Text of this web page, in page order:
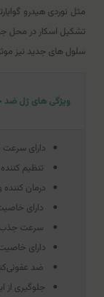
مثل نوردی هیدرو
تشکیل اسکار در محل
سلول های جدید نیز
ویژگی های ژل
دارای سرعت
تنظیم
درمان
دارای
سرعت جذب
دارای
ضد
جلوگیری از